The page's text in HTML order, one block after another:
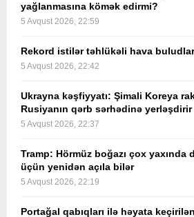
yağlanmasına kömək edirmi?
5 Avqust 2026, 22:59
Rekord istilər təhlükəli hava
5 Avqust 2026, 22:42
Ukrayna kəşfiyyatı: Şimali Koreya
Rusiyanın qərb sərhədinə yerləşdirir
5 Avqust 2026, 22:37
Tramp: Hörmüz boğazı çox yaxında
üçün yenidən açıla bilər
5 Avqust 2026, 22:19
Portağal qabıqları ilə həyata